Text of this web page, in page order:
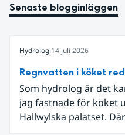
Senaste blogginläggen
Hydrologi14 juli 2026
Regnvatten i köket
Som hydrolog är det
jag fastnade för köket
Hallwylska palatset.